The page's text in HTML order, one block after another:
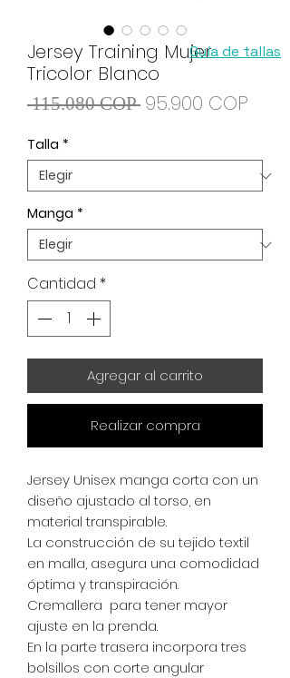
Jersey Training Mujer
Tricolor Blanco
115.080 COP Precio
95.900 COP
Talla *
Manga *
Cantidad *
Agregar al carrito
Realizar compra
Jersey Unisex manga corta con un
diseño ajustado al torso, en
material transpirable.
La construcción de su tejido textil
en malla, asegura una comodidad
óptima y transpiración.
Cremallera para tener mayor
ajuste en la prenda.
En la parte trasera incorpora tres
bolsillos con corte angular
Guía de tallas